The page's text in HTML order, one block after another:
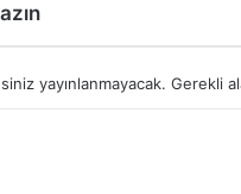
yayınlanmayacak. Gerekli